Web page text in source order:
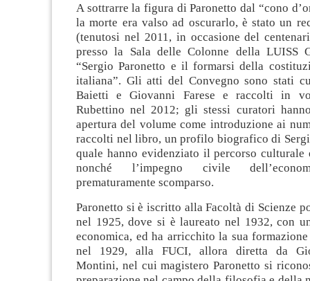
A sottrarre la figura di Paronetto dal “cono
la morte era valso ad oscurarlo, è stato un
(tenutosi nel 2011, in occasione del
presso la Sala delle Colonne della LUISS
“Sergio Paronetto e il formarsi della
italiana”. Gli atti del Convegno sono stati
Baietti e Giovanni Farese e raccolti in
Rubettino nel 2012; gli stessi curatori
apertura del volume come introduzione ai
raccolti nel libro, un profilo biografico di
quale hanno evidenziato il percorso culturale
nonché l’impegno civile
prematuramente scomparso.
Paronetto si è iscritto alla Facoltà di Scienze
nel 1925, dove si è laureato nel 1932, con
economica, ed ha arricchito la sua formazione
nel 1929, alla FUCI, allora diretta da
Montini, nel cui magistero Paronetto si